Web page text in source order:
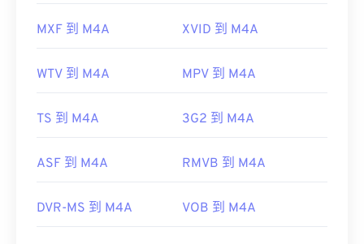
MXF 到 M4A XVID 到 M4A
WTV 到 M4A MPV 到 M4A
TS 到 M4A 3G2 到 M4A
ASF 到 M4A RMVB 到 M4A
DVR-MS 到 M4A VOB 到 M4A